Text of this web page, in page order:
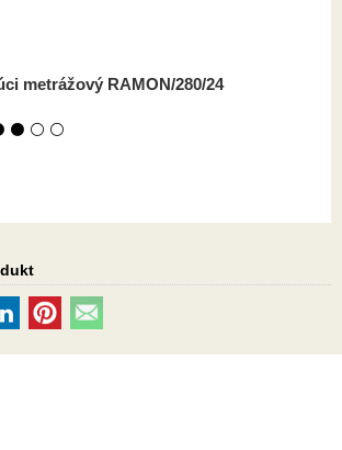
metrážový RAMON/280/24
⚫ ⚪ ⚪